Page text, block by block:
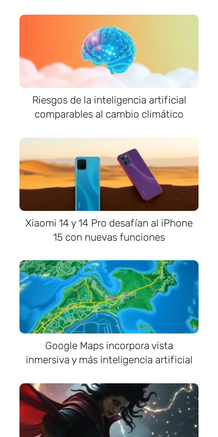
Riesgos de la inteligencia artificial
comparables al cambio climático
Xiaomi 14 y 14 Pro desafían al iPhone
15 con nuevas funciones
Google Maps incorpora vista
inmersiva y más inteligencia artificial